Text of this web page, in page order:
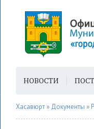
НОВОСТИ
ГОРОДСКАЯ СРЕДА
Хасавюрт » Документы »